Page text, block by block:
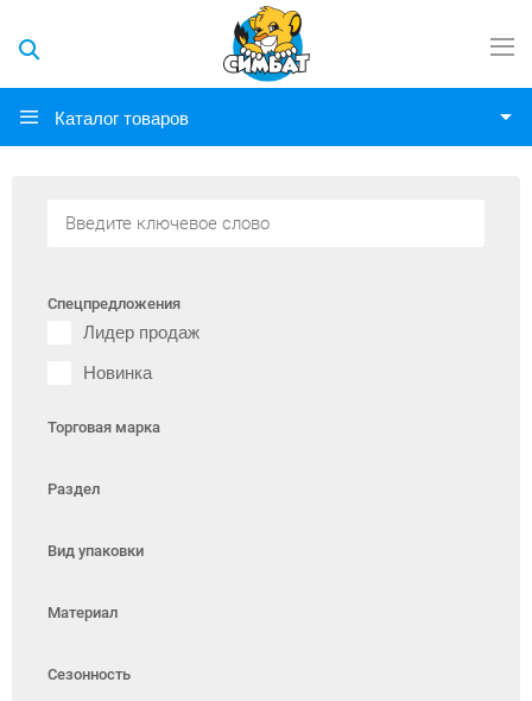
Каталог товаров
Спецпредложения
Лидер продаж
Новинка
Торговая марка
Раздел
Вид упаковки
Материал
Сезонность